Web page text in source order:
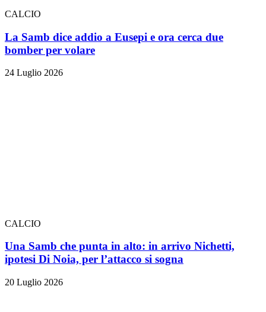
CALCIO
La Samb dice addio a Eusepi e ora cerca due
bomber per volare
24 Luglio 2026
CALCIO
Una Samb che punta in alto: in arrivo Nichetti,
ipotesi Di Noia, per l’attacco si sogna
20 Luglio 2026